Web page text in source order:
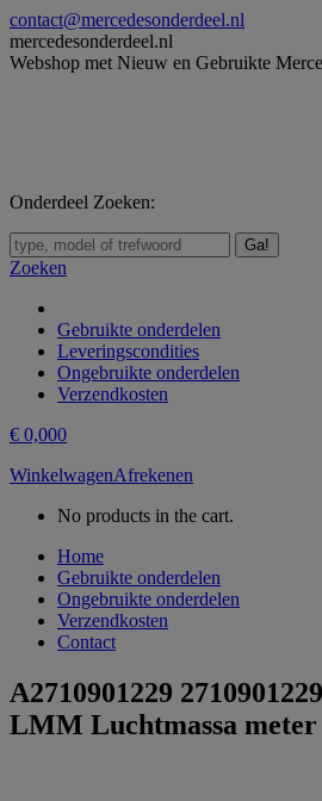
Skip
to
content
contact@mercedesonderdeel.nl
mercedesonderdeel.nl
Webshop met Nieuw en Gebruikte
Onderdeel Zoeken:
Zoeken:
Zoeken
Gebruikte onderdelen
Leveringscondities
Ongebruikte onderdelen
Verzendkosten
€ 0,000
WinkelwagenAfrekenen
No products in the cart.
Home
Gebruikte onderdelen
Ongebruikte onderdelen
Verzendkosten
Contact
A2710901229
LMM Luchtmassa